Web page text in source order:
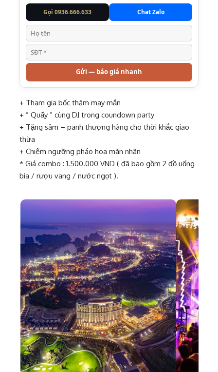
Gọi 0936.666.633
Chat Zalo
Gửi — báo giá nhanh
+ Tham gia bốc thăm may mắn
+ ” Quẩy ” cùng DJ trong coundown party
+ Tặng sâm – panh thượng hàng cho thời khắc giao
thừa
+ Chiêm ngưỡng pháo hoa mãn nhãn
* Giá combo : 1.500.000 VND ( đã bao gồm 2 đồ uống
bia / rượu vang / nước ngọt ).